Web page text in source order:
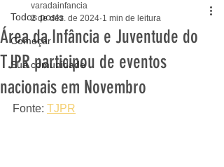
Todos posts
Começar
Sua comunidade
Área da Infância e Juventude do
TJPR participou de eventos
nacionais em Novembro
varadainfancia
2 de dez. de 2024 1 min de leitura
Fonte: TJPR